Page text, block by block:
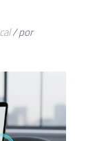
/ por